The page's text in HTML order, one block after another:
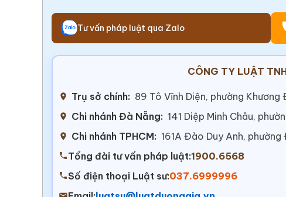
Tư vấn pháp luật qua Zalo
CÔNG TY LUẬT
Trụ sở chính: 89 Tô Vĩnh Diện, phường Khương
Chi nhánh Đà Nẵng: 141 Diệp Minh Châu,
Chi nhánh TPHCM: 161A Đào Duy Anh, phường
Tổng đài tư vấn pháp luật:1900.6568
Số điện thoại Luật sư:037.6999996